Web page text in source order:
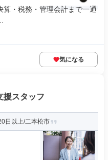
・税務・管理会計まで一通
気になる
援スタッフ
日以上/二本松市